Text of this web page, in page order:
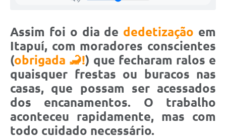
Assim foi o dia de dedetização em
Itapuí, com moradores conscientes
(obrigada 🦂!) que fecharam ralos e
quaisquer frestas ou buracos nas
casas, que possam ser acessados
dos encanamentos. O trabalho
aconteceu rapidamente, mas com
todo cuidado necessário.